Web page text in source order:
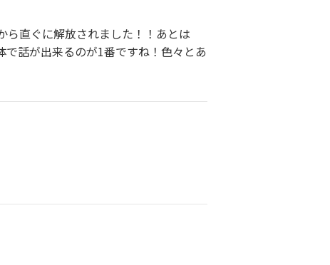
直ぐに解放されました！！あとは
話が出来るのが1番ですね！色々とあ